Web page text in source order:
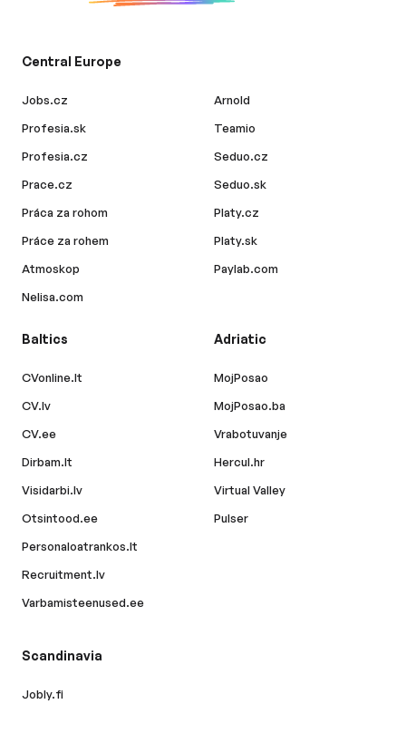
Central Europe
Jobs.cz
Profesia.sk
Profesia.cz
Prace.cz
Práca za rohom
Práce za rohem
Atmoskop
Nelisa.com
Arnold
Teamio
Seduo.cz
Seduo.sk
Platy.cz
Platy.sk
Paylab.com
Baltics
CVonline.lt
CV.lv
CV.ee
Dirbam.lt
Visidarbi.lv
Otsintood.ee
Personaloatrankos.lt
Recruitment.lv
Varbamisteenused.ee
Adriatic
MojPosao
MojPosao.ba
Vrabotuvanje
Hercul.hr
Virtual Valley
Pulser
Scandinavia
Jobly.fi